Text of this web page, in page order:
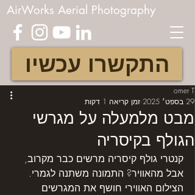
AirWorks Aerial Photography
התקשרו עכשיו
מבט מלמעלה על מגרשי
הגולף בקיסריה
omer T
29 בספט׳ 2025
זמן קריאה 1 דקות
קנטרי גולף קיסריה מרשים כבר מקרוב,
אבל מהאוויר? התמונה משתנה לגמרי.
הצילום האווירי חושף את המגרשים